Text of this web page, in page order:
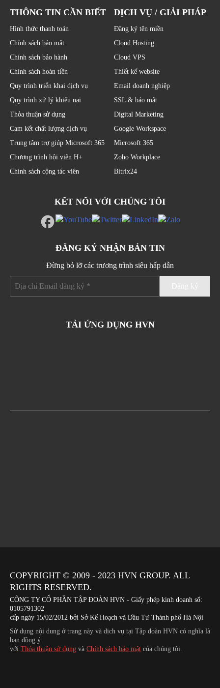
THÔNG TIN CẦN BIẾT
Hình thức thanh toán
Chính sách bảo mật
Chính sách bảo hành
Chính sách hoàn tiền
Quy trình triển khai dịch vụ
Quy trình xử lý khiếu nại
Thỏa thuận sử dụng
Cam kết chất lượng dịch vụ
Trung tâm trợ giúp Microsoft 365
Chương trình hội viên H+
Chính sách cộng tác viên
DỊCH VỤ / GIẢI PHÁP
Đăng ký tên miền
Cloud Hosting
Cloud VPS
Thiết kế website
Email doanh nghiệp
SSL & bảo mật
Digital Marketing
Google Workspace
Microsoft 365
Zoho Workplace
Bitrix24
KẾT NỐI VỚI CHÚNG TÔI
ĐĂNG KÝ NHẬN BẢN TIN
Đừng bỏ lỡ các trương trình siêu hấp dẫn
TẢI ỨNG DỤNG HVN
COPYRIGHT © 2009 - 2023 HVN GROUP. ALL
RIGHTS RESERVED.
CÔNG TY CỔ PHẦN TẬP ĐOÀN HVN - Giấy phép kinh doanh số:
0105791302
cấp ngày 15/02/2012 bởi Sở Kế Hoạch và Đầu Tư Thành phố Hà Nội
Sử dụng nội dung ở trang này và dịch vụ tại Tập đoàn HVN có nghĩa là
bạn đồng ý
với Thỏa thuận sử dụng và Chính sách bảo mật của chúng tôi.